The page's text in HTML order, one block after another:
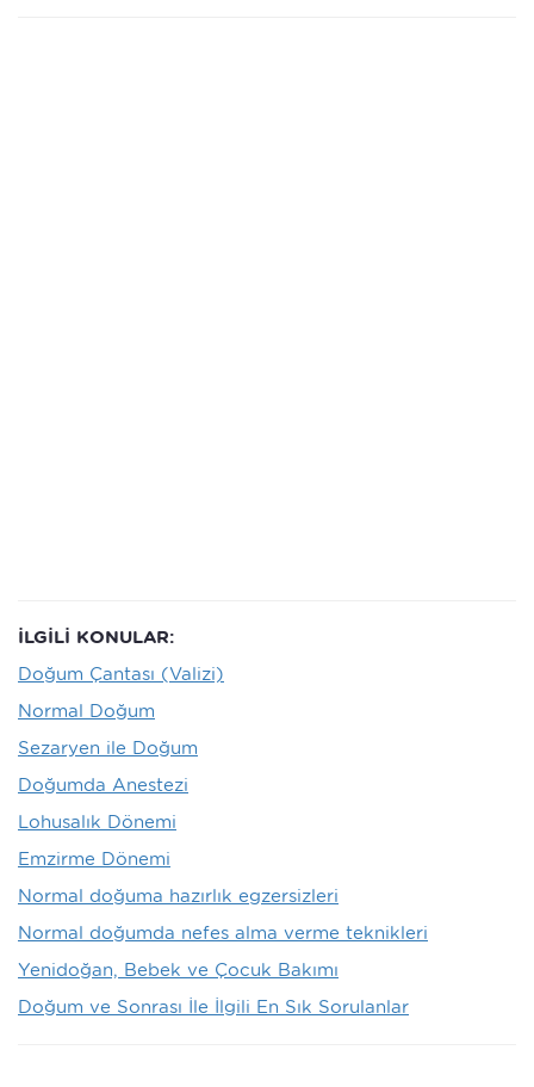
İLGİLİ KONULAR:
Doğum Çantası (Valizi)
Normal Doğum
Sezaryen ile Doğum
Doğumda Anestezi
Lohusalık Dönemi
Emzirme Dönemi
Normal doğuma hazırlık egzersizleri
Normal doğumda nefes alma verme teknikleri
Yenidoğan, Bebek ve Çocuk Bakımı
Doğum ve Sonrası İle İlgili En Sık Sorulanlar